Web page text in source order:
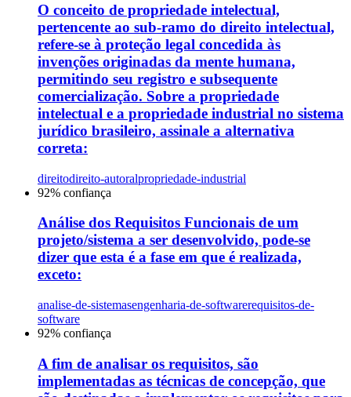
O conceito de propriedade intelectual,
pertencente ao sub-ramo do direito intelectual,
refere-se à proteção legal concedida às
invenções originadas da mente humana,
permitindo seu registro e subsequente
comercialização. Sobre a propriedade
intelectual e a propriedade industrial no sistema
jurídico brasileiro, assinale a alternativa
correta:
direitodireito-autoralpropriedade-industrial
92% confiança
Análise dos Requisitos Funcionais de um
projeto/sistema a ser desenvolvido, pode-se
dizer que esta é a fase em que é realizada,
exceto:
analise-de-sistemasengenharia-de-softwarerequisitos-de-
software
92% confiança
A fim de analisar os requisitos, são
implementadas as técnicas de concepção, que